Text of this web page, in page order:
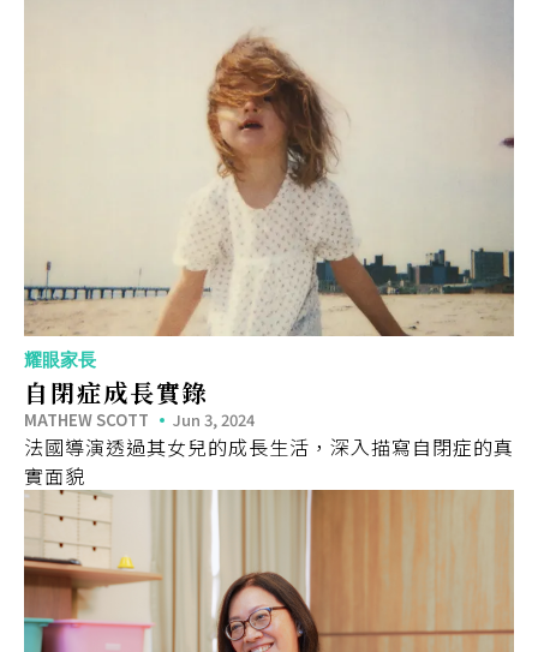
耀眼家長
自閉症成長實錄
MATHEW SCOTT Jun 3, 2024
法國導演透過其女兒的成長生活，深入描寫自閉症的真
實面貌